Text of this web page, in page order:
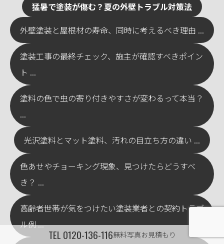
猛暑で塗装が傷む？夏の外壁トラブル対策法
外壁塗装と屋根材の寿命、同時に考えるべき理由 ...
塗装工事の最終チェック、施主が確認すべきポイン
ト ...
塗料の色で虫の寄り付きやすさが変わるって本当？
...
光沢塗料とマット塗料、汚れの目立ち方の違い ...
色あせやチョーキング現象、見つけたらどうすべ
き？ ...
高齢者世帯が気をつけたい塗装業者との契約トラブ
ル例 ...
TEL 0120-136-116無料写真お見積もり